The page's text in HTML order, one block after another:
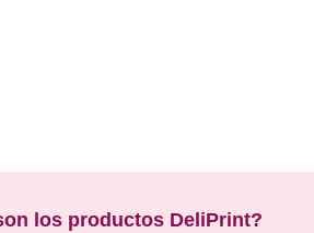
los productos DeliPrint?